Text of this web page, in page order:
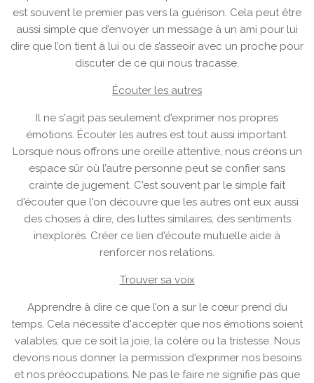
est souvent le premier pas vers la guérison. Cela peut être
aussi simple que d’envoyer un message à un ami pour lui
dire que l’on tient à lui ou de s’asseoir avec un proche pour
discuter de ce qui nous tracasse.
Écouter les autres
Il ne s'agit pas seulement d'exprimer nos propres
émotions. Écouter les autres est tout aussi important.
Lorsque nous offrons une oreille attentive, nous créons un
espace sûr où l’autre personne peut se confier sans
crainte de jugement. C'est souvent par le simple fait
d'écouter que l'on découvre que les autres ont eux aussi
des choses à dire, des luttes similaires, des sentiments
inexplorés. Créer ce lien d'écoute mutuelle aide à
renforcer nos relations.
Trouver sa voix
Apprendre à dire ce que l’on a sur le cœur prend du
temps. Cela nécessite d'accepter que nos émotions soient
valables, que ce soit la joie, la colère ou la tristesse. Nous
devons nous donner la permission d'exprimer nos besoins
et nos préoccupations. Ne pas le faire ne signifie pas que